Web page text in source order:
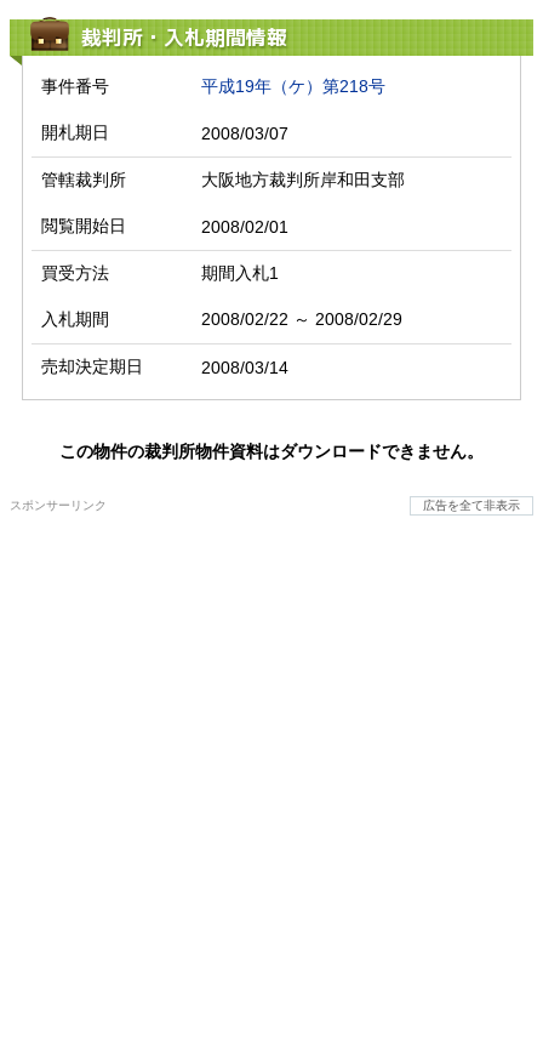
裁判所・入札期間情報
事件番号 平成19年（ケ）第218号
開札期日 2008/03/07
管轄裁判所 大阪地方裁判所岸和田支部
閲覧開始日 2008/02/01
買受方法 期間入札1
入札期間 2008/02/22 ～ 2008/02/29
売却決定期日 2008/03/14
この物件の裁判所物件資料はダウンロードできません。
スポンサーリンク 広告を全て非表示